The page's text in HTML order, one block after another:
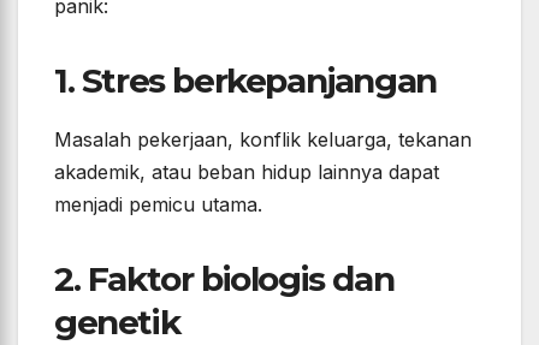
panik:
1. Stres berkepanjangan
Masalah pekerjaan, konflik keluarga, tekanan
akademik, atau beban hidup lainnya dapat
menjadi pemicu utama.
2. Faktor biologis dan
genetik